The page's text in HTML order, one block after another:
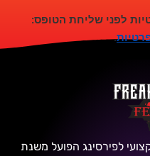
לפני שליחת הטופס:
.
לפירסינג הפועל משנת